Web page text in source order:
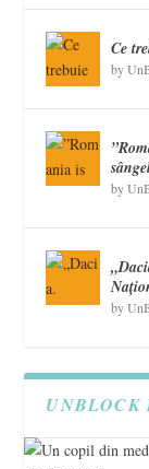
Ce
by
by
by
UNBLOCK